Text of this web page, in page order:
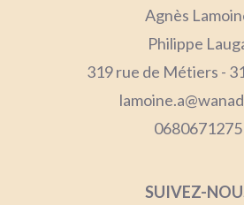
Agnès
Philippe
319 rue de Métiers -
0680671275
SUIVEZ-